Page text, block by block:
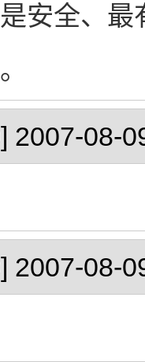
安全、
2007-08-
2007-08-